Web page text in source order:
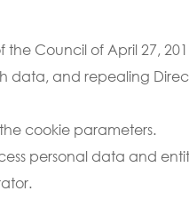
Council of April 27,
data, and repealing
cookie parameters.
personal data and